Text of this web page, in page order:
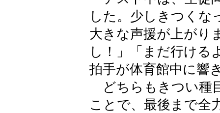
した。少しきつくな
大きな声援が上がり
し！」「まだ行ける
拍手が体育館中に響
どちらもきつい種
ことで、最後まで全